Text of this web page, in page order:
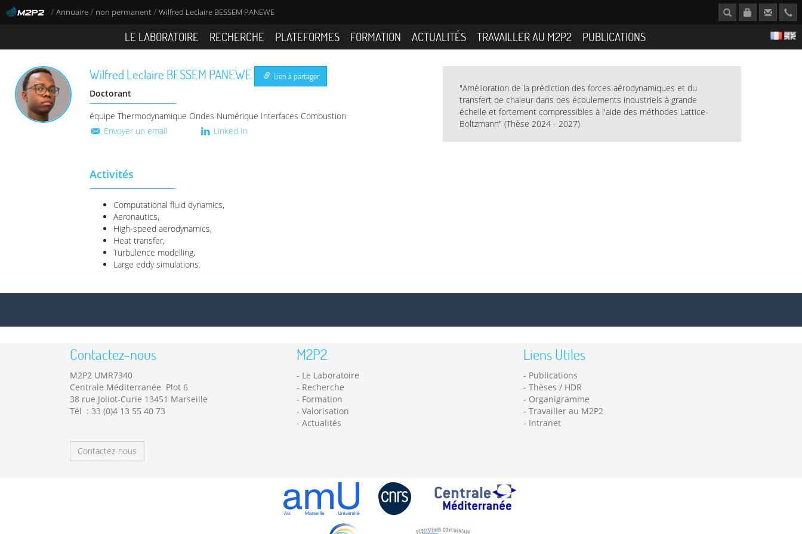
/Annuaire/ non permanent/Wilfred Leclaire BESSEM PANEWE
LE LABORATOIRE RECHERCHE PLATEFORMES FORMATION ACTUALITÉS TRAVAILLER AU M2P2 PUBLICATIONS
Wilfred Leclaire BESSEM PANEWE
Lien à partager
Doctorant
équipe Thermodynamique Ondes Numérique Interfaces Combustion
Envoyer un email
Linked In
"Amélioration de la prédiction des forces aérodynamiques et du
transfert de chaleur dans des écoulements industriels à grande
échelle et fortement compressibles à l'aide des méthodes Lattice-
Boltzmann" (Thèse 2024 - 2027)
Activités
Computational fluid dynamics,
Aeronautics,
High-speed aerodynamics,
Heat transfer,
Turbulence modelling,
Large eddy simulations.
Contactez-nous
M2P2 UMR7340
Centrale Méditerranée Plot 6
38 rue Joliot-Curie 13451 Marseille
Tél : 33 (0)4 13 55 40 73
Contactez-nous
M2P2
Le Laboratoire
Recherche
Formation
Valorisation
Actualités
Liens Utiles
Publications
Thèses / HDR
Organigramme
Travailler au M2P2
Intranet